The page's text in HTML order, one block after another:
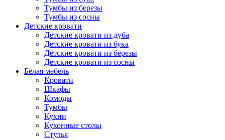
Тумбы из березы
Тумбы из сосны
Детские кровати
Детские кровати из дуба
Детские кровати из бука
Детские кровати из березы
Детские кровати из сосны
Белая мебель
Кровати
Шкафы
Комоды
Тумбы
Кухни
Кухонные столы
Стулья